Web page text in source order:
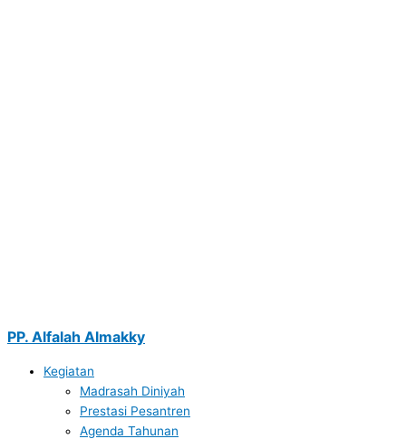
PP. Alfalah Almakky
Kegiatan
Madrasah Diniyah
Prestasi Pesantren
Agenda Tahunan